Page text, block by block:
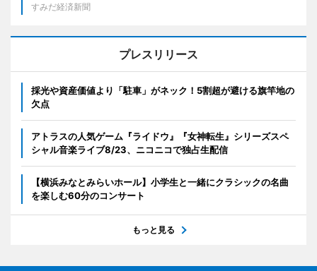
すみだ経済新聞
プレスリリース
採光や資産価値より「駐車」がネック！5割超が避ける旗竿地の
欠点
アトラスの人気ゲーム『ライドウ』『女神転生』シリーズスペ
シャル音楽ライブ8/23、ニコニコで独占生配信
【横浜みなとみらいホール】小学生と一緒にクラシックの名曲
を楽しむ60分のコンサート
もっと見る